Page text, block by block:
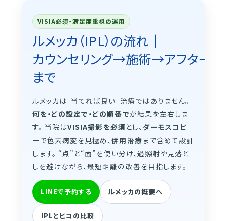
VISIA必須・満足度重視の運用
ルメッカ（IPL）の流れ｜
カウンセリング→施術→アフター
まで
ルメッカは「当てれば良い」治療ではありません。
何を・どの設定で・どの順番でが結果を左右しま
す。 当院はVISIA撮影を必須 とし、 ダーモスコピ
ーで色素病変を見極め、併用治療まで含めて設計
します。 “点”と“面”を使い分け、過照射や見落と
しを避けながら、最短距離の改善を目指します。
LINEで予約する ルメッカの概要へ
IPLとピコの比較